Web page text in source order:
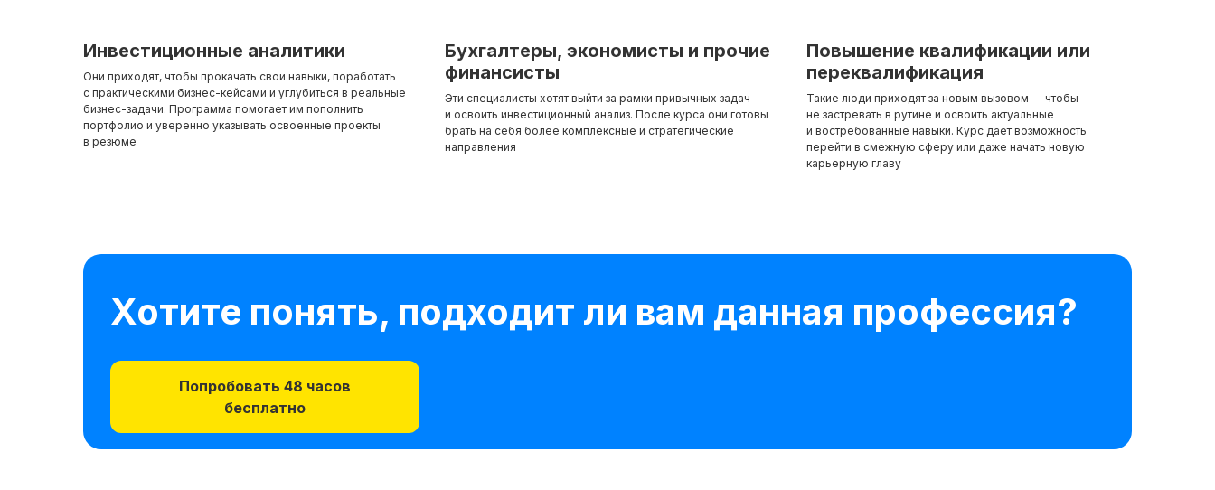
Инвестиционные аналитики
Они приходят, чтобы прокачать свои навыки, поработать
с практическими бизнес-кейсами и углубиться в реальные
бизнес-задачи. Программа помогает им пополнить
портфолио и уверенно указывать освоенные проекты
в резюме
Бухгалтеры, экономисты и прочие
финансисты
Эти специалисты хотят выйти за рамки привычных задач
и освоить инвестиционный анализ. После курса они готовы
брать на себя более комплексные и стратегические
направления
Повышение квалификации или
переквалификация
Такие люди приходят за новым вызовом — чтобы
не застревать в рутине и освоить актуальные
и востребованные навыки. Курс даёт возможность
перейти в смежную сферу или даже начать новую
карьерную главу
Попробовать 48 часов
бесплатно
Хотите понять, подходит ли вам данная профессия?